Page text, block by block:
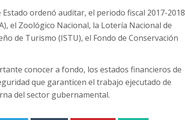
ordenó auditar, el periodo fiscal 2017-2018
el Zoológico Nacional, la Lotería Nacional de
de Turismo (ISTU), el Fondo de Conservación
conocer a fondo, los estados financieros de
que garanticen el trabajo ejecutado de
del sector gubernamental.